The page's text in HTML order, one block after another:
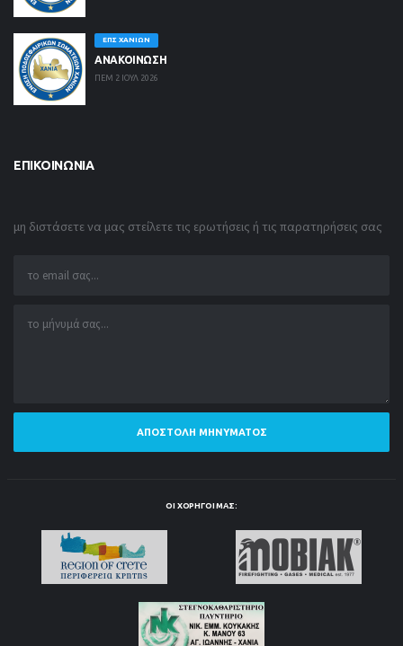
ΕΠΣ ΧΑΝΊΩΝ
ΑΝΑΚΟΙΝΩΣΗ
ΠΕΜ 2 ΙΟΥΛ 2026
ΕΠΙΚΟΙΝΩΝΊΑ
μη διστάσετε να μας στείλετε τις ερωτήσεις ή τις παρατηρήσεις σας
ΑΠΟΣΤΟΛΉ ΜΗΝΎΜΑΤΟΣ
ΟΙ ΧΟΡΗΓΟΊ ΜΑΣ: